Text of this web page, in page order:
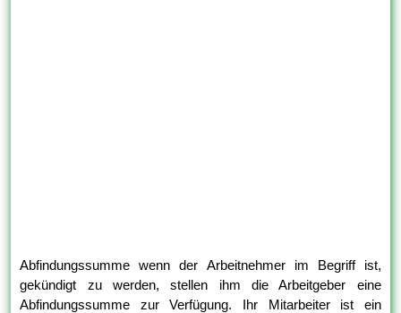
Abfindungssumme wenn der Arbeitnehmer im Begriff ist,
gekündigt zu werden, stellen ihm die Arbeitgeber eine
Abfindungssumme zur Verfügung. Ihr Mitarbeiter ist ein